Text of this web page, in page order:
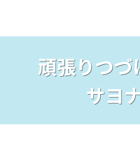
頑張りつ
サヨ